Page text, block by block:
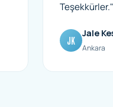
Teşekkürler."
JK
Jale
Ankara